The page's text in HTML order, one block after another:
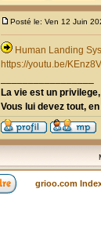
Posté le: Ven 12 Juin
Human Landing
https://youtu.be/
La vie est un
Vous lui devez tout,
grioo.com